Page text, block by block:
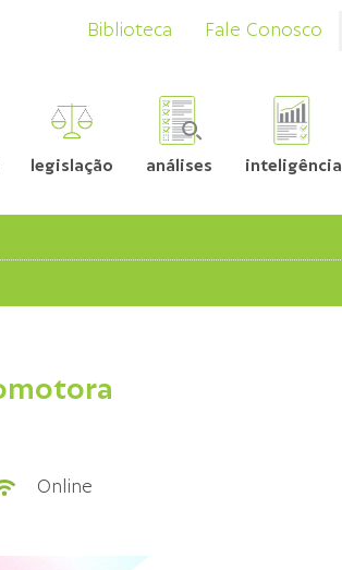
Biblioteca Fale Conosco
legislação análises inteligência
Online